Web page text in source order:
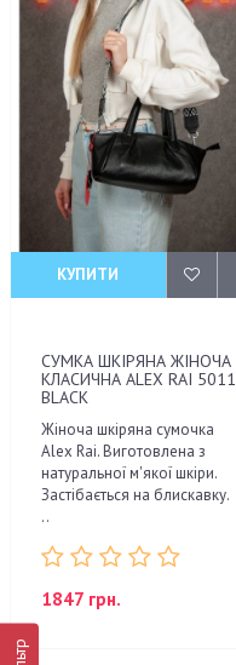
КУПИТИ
СУМКА ШКІРЯНА ЖІНОЧА
КЛАСИЧНА ALEX RAI 5011
BLACK
Жіноча шкіряна сумочка
Alex Rai. Виготовлена з
натуральної м'якої шкіри.
Застібається на блискавку.
..
1847 грн.